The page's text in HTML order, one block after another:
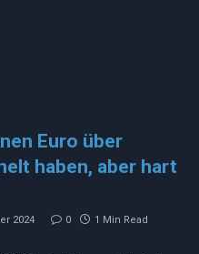
Euro über
haben, aber hart
2024 0 1 Min Read